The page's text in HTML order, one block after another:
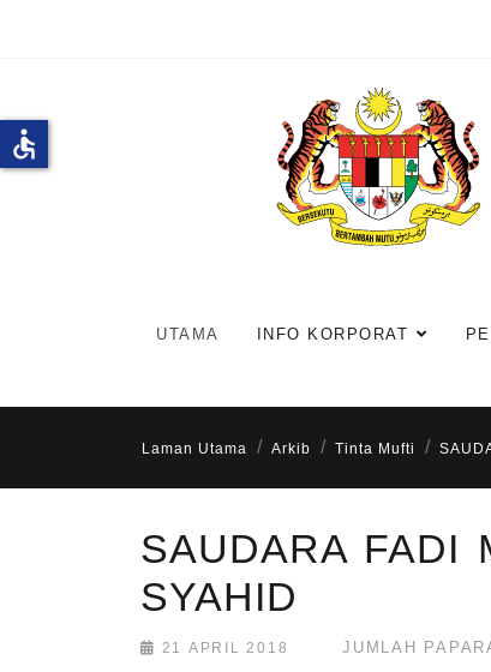
UTAMA INFO KORPORAT
Laman Utama Arkib Tinta Mufti
SAUDARA FADI
SYAHID
21 APRIL 2018 JUMLAH
accessible